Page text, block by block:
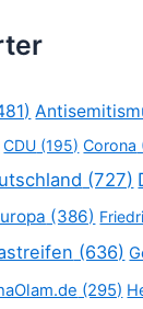
CDU (195) Corona
(727)
(386)
(636)
(295)